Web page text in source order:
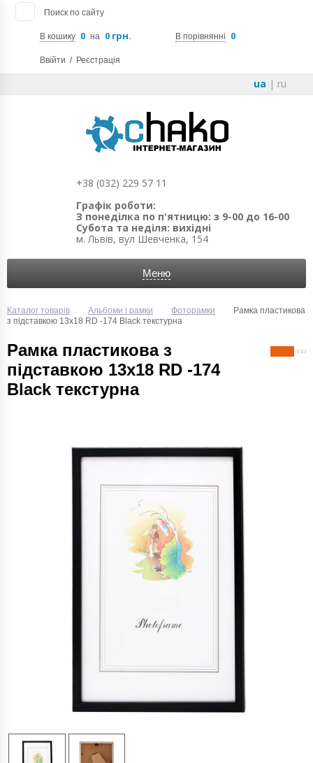
Поиск по сайту
В кошику 0 на 0 грн. В порівнянні 0
Ввійти / Реєстрація
ua | ru
+38 (032) 229 57 11
Графік роботи:
З понеділка по п'ятницю: з 9-00 до 16-00
Субота та неділя: вихідні
м. Львів, вул Шевченка, 154
Меню
Каталог товарів Альбоми і рамки Фоторамки
Рамка пластикова
з підставкою 13х18 RD -174 Black текстурна
Рамка пластикова з
підставкою 13х18 RD -174
Black текстурна
( 1 )